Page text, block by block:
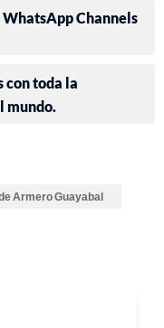
Channels
con toda la
mundo.
Armero Guayabal